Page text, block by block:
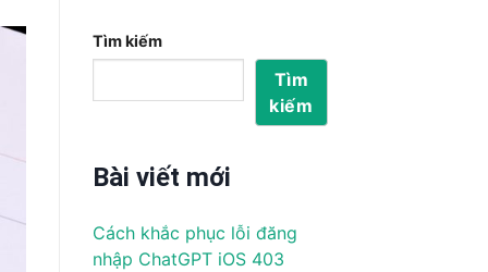
Tìm kiếm
Tìm
kiếm
Bài viết mới
Cách khắc phục lỗi đăng
nhập ChatGPT iOS 403